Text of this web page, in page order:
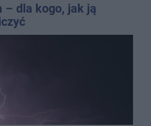
– dla kogo, jak ją